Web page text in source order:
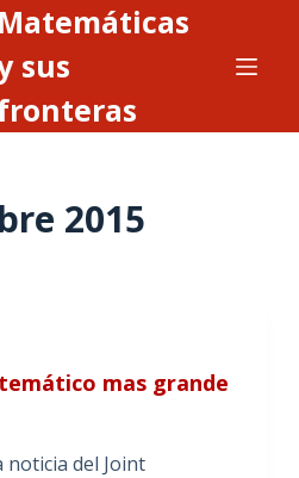
Matemáticas
sus
2015
mas grande
noticia del Joint